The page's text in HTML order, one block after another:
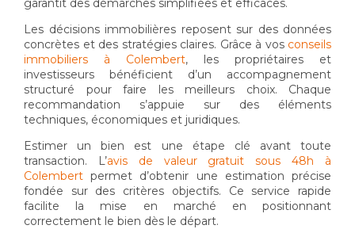
garantit des démarches simplifiées et efficaces.
Les décisions immobilières reposent sur des données
concrètes et des stratégies claires. Grâce à vos conseils
immobiliers à Colembert, les propriétaires et
investisseurs bénéficient d’un accompagnement
structuré pour faire les meilleurs choix. Chaque
recommandation s’appuie sur des éléments
techniques, économiques et juridiques.
Estimer un bien est une étape clé avant toute
transaction. L’avis de valeur gratuit sous 48h à
Colembert permet d’obtenir une estimation précise
fondée sur des critères objectifs. Ce service rapide
facilite la mise en marché en positionnant
correctement le bien dès le départ.